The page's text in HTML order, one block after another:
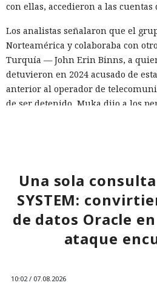
con ellas, accedieron a las cuentas
Los analistas señalaron que el
Norteamérica y colaboraba con
Turquía — John Erin Binns, a
detuvieron en 2024 acusado de
anterior al operador de
de ser detenido, Muka dijo a los
vigilar la actividad de las cuentas
dispositivos desconocidos.
Una sola
SYSTEM:
de datos Oracle
ataque
10:02 / 07.08.2026